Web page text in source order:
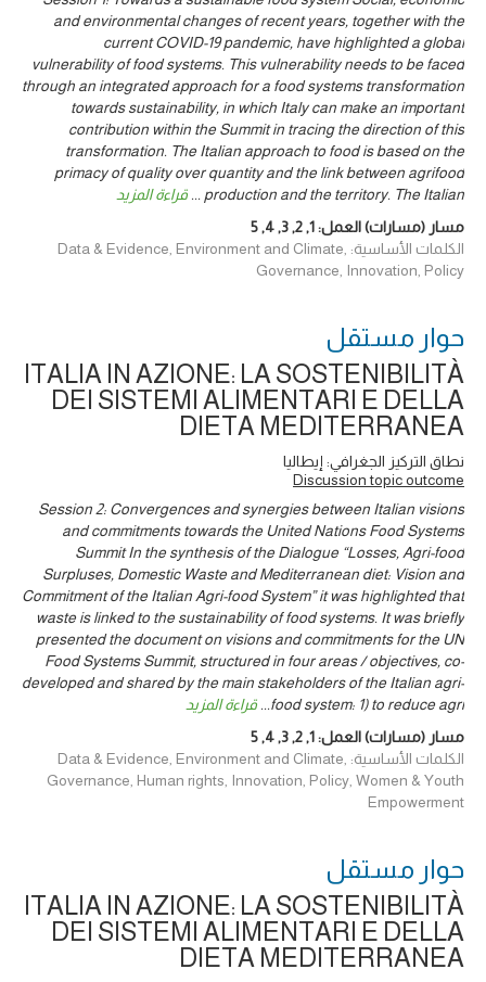
and environmental changes of recent years, together with the
current COVID-19 pandemic, have highlighted a global
vulnerability of food systems. This vulnerability needs to be faced
through an integrated approach for a food systems transformation
towards sustainability, in which Italy can make an important
contribution within the Summit in tracing the direction of this
transformation. The Italian approach to food is based on the
primacy of quality over quantity and the link between agrifood
production and the territory. The Italian
... قراءة المزيد
مسار (مسارات) العمل:1
,
2
,
3
,
4
,
5
الكلمات الأساسية: Data & Evidence, Environment and Climate,
Governance, Innovation, Policy
حوار ‎مستقل
ITALIA IN AZIONE: LA SOSTENIBILITÀ
DEI SISTEMI ALIMENTARI E DELLA
DIETA MEDITERRANEA
نطاق التركيز الجغرافي: إيطاليا
Discussion topic outcome
Session 2: Convergences and synergies between Italian visions
and commitments towards the United Nations Food Systems
Summit In the synthesis of the Dialogue “Losses, Agri-food
Surpluses, Domestic Waste and Mediterranean diet: Vision and
Commitment of the Italian Agri-food System” it was highlighted that
waste is linked to the sustainability of food systems. It was briefly
presented the document on visions and commitments for the UN
Food Systems Summit, structured in four areas / objectives, co-
developed and shared by the main stakeholders of the Italian agri-
food system: 1) to reduce agri
... قراءة المزيد
مسار (مسارات) العمل:1
,
2
,
3
,
4
,
5
الكلمات الأساسية: Data & Evidence, Environment and Climate,
Governance, Human rights, Innovation, Policy, Women & Youth
Empowerment
حوار ‎مستقل
ITALIA IN AZIONE: LA SOSTENIBILITÀ
DEI SISTEMI ALIMENTARI E DELLA
DIETA MEDITERRANEA